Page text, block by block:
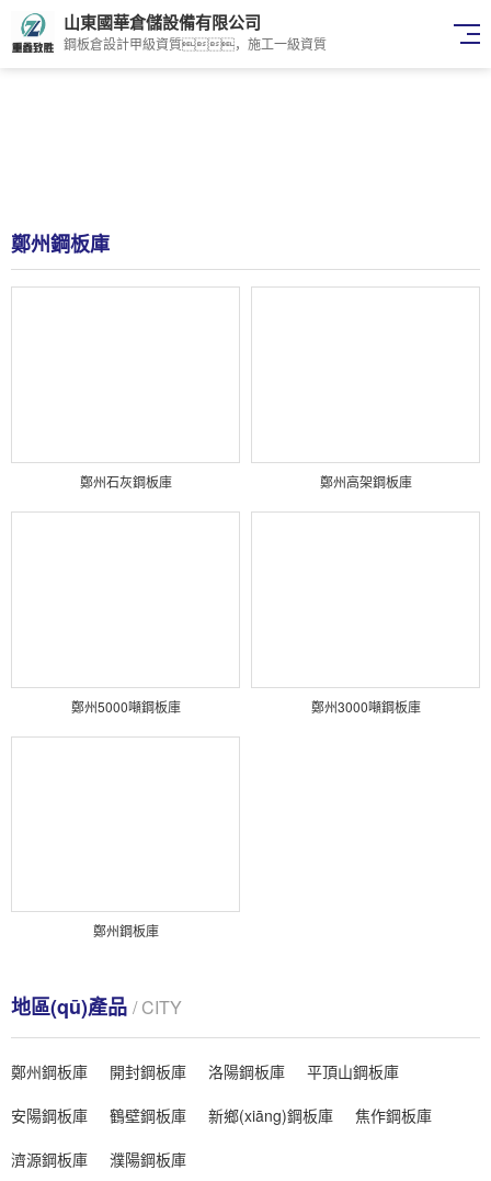
山東國華倉儲設備有限公司
鋼板倉設計甲級資質，施工一級資質
鄭州鋼板庫
鄭州石灰鋼板庫 鄭州高架鋼板庫
鄭州5000噸鋼板庫 鄭州3000噸鋼板庫
鄭州鋼板庫
地區(qū)產品 / CITY
鄭州鋼板庫 開封鋼板庫 洛陽鋼板庫
平頂山鋼板庫
安陽鋼板庫
鶴壁鋼板庫 新鄉(xiāng)鋼板庫
焦作鋼板庫
濟源鋼板庫
濮陽鋼板庫